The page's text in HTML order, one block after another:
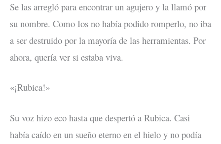
Se las arregló para encontrar un agujero y la llamó por
su nombre. Como Ios no había podido romperlo, no iba
a ser destruido por la mayoría de las herramientas. Por
ahora, quería ver si estaba viva.
«¡Rubica!»
Su voz hizo eco hasta que despertó a Rubica. Casi
había caído en un sueño eterno en el hielo y no podía